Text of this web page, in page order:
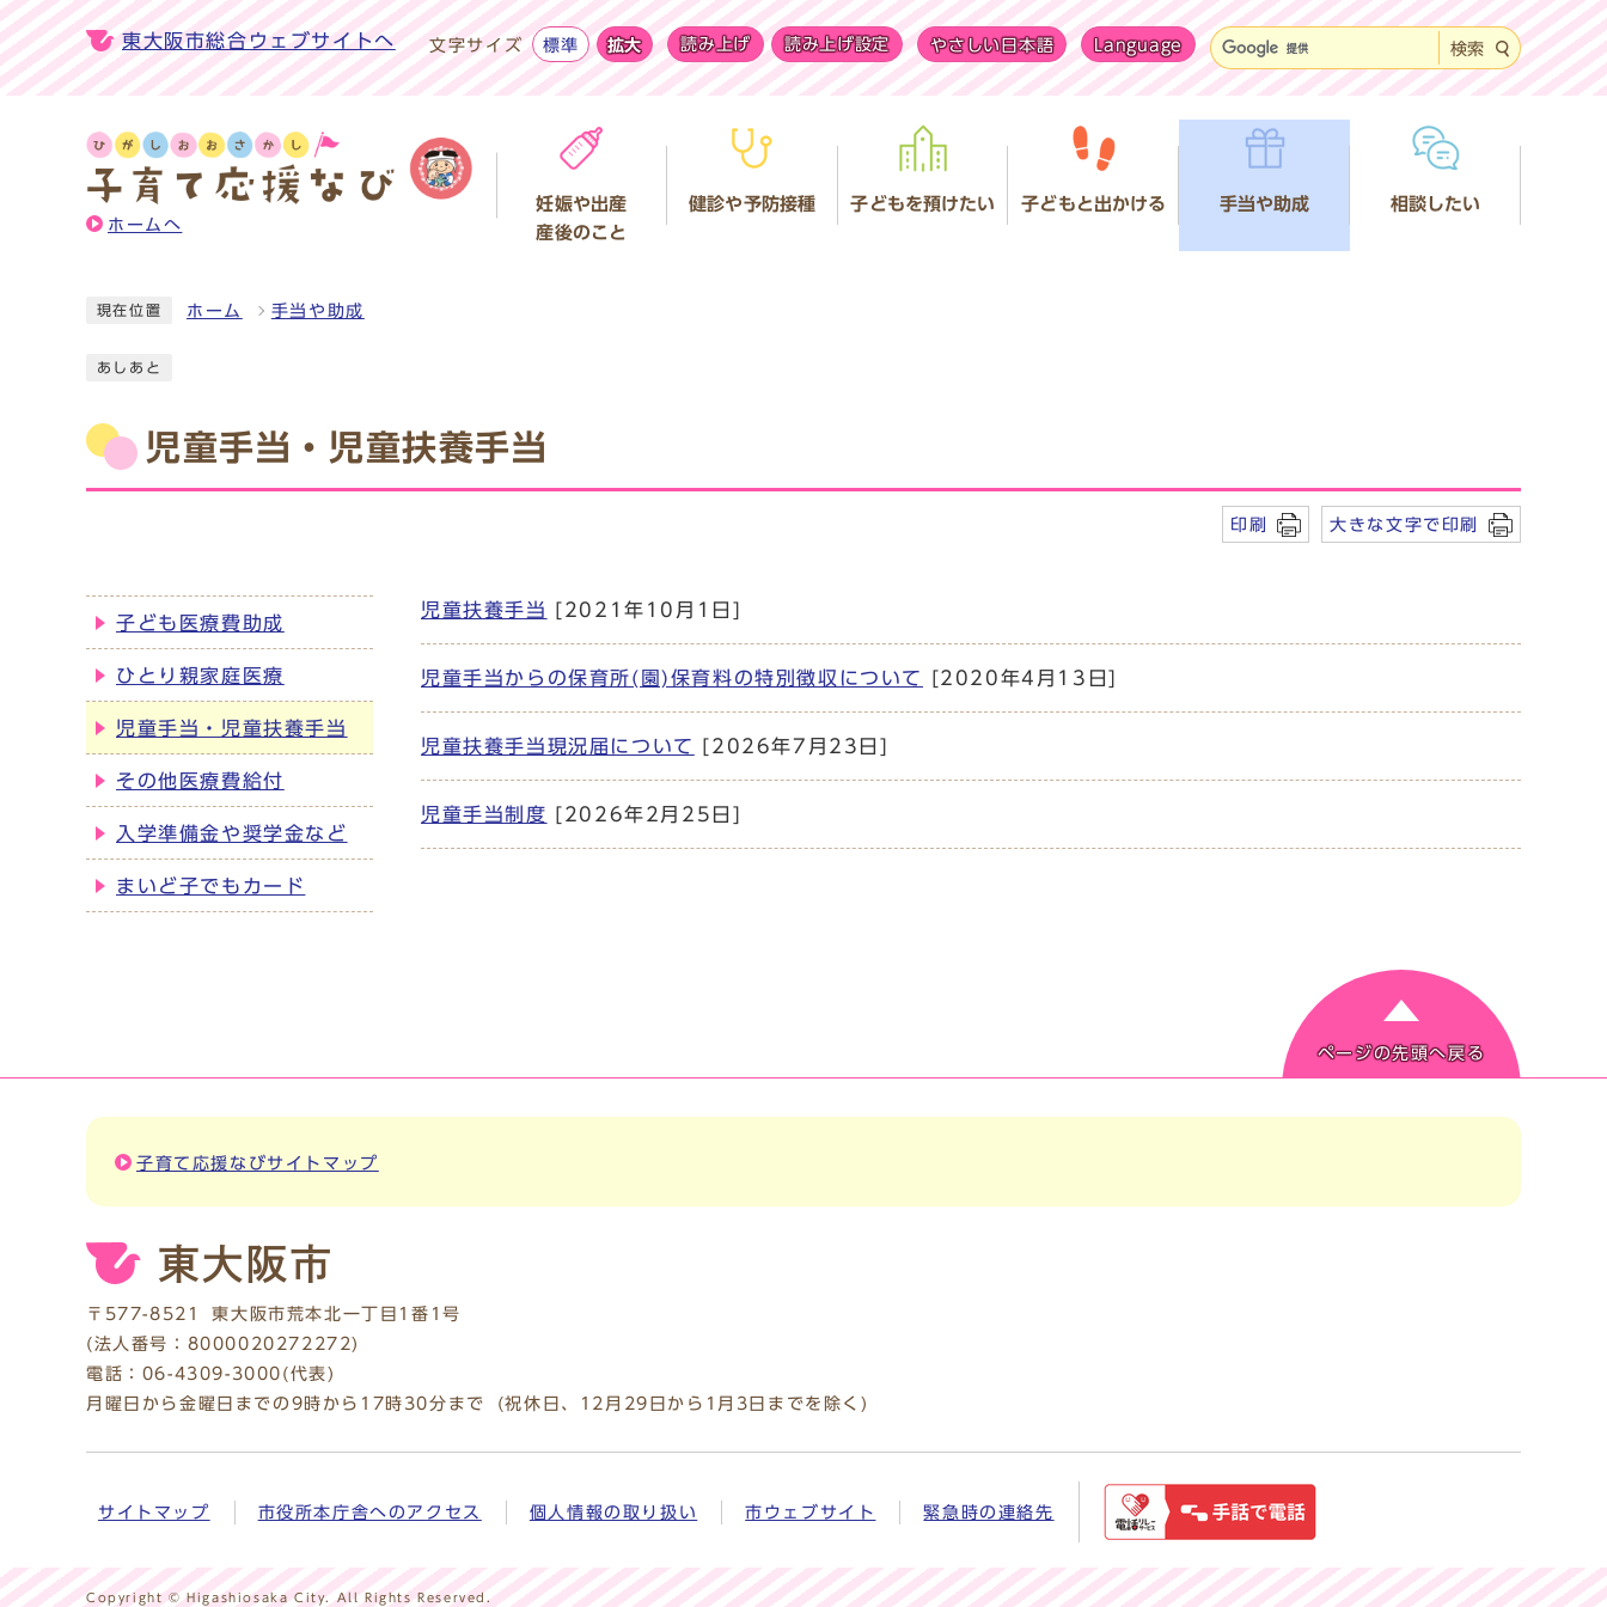
東大阪市総合ウェブサイトへ 文字サイズ 標準 拡大 読み上げ 読み上げ設定 やさしい日本語 Language 検索
ホームへ
妊娠や出産
産後のこと
健診や予防接種 子どもを預けたい 子どもと出かける 手当や助成 相談したい
現在位置 ホーム 手当や助成
あしあと
児童手当・児童扶養手当
印刷 大きな文字で印刷
児童扶養手当 [2021年10月1日]
児童手当からの保育所(園)保育料の特別徴収について [2020年4月13日]
児童扶養手当現況届について [2026年7月23日]
児童手当制度 [2026年2月25日]
子ども医療費助成
ひとり親家庭医療
児童手当・児童扶養手当
その他医療費給付
入学準備金や奨学金など
まいど子でもカード
ページの先頭へ戻る
子育て応援なびサイトマップ
〒577-8521
東大阪市荒本北一丁目1番1号
(法人番号：8000020272272)
電話： 06-4309-3000 (代表)
月曜日から金曜日までの9時から17時30分まで
(祝休日、12月29日から1月3日までを除く)
サイトマップ 市役所本庁舎へのアクセス 個人情報の取り扱い 市ウェブサイト 緊急時の連絡先
Copyright © Higashiosaka City. All Rights Reserved.